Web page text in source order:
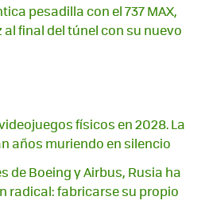
pesadilla con el 737 MAX,
al final del túnel con su nuevo
físicos en 2028. La
años muriendo en silencio
de Boeing y Airbus, Rusia ha
radical: fabricarse su propio